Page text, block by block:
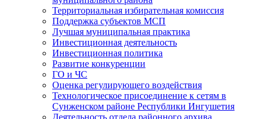
Территориальная избирательная комиссия
Поддержка субъектов МСП
Лучшая муниципальная практика
Инвестиционная деятельность
Инвестиционная политика
Развитие конкуренции
ГО и ЧС
Оценка регулирующего воздействия
Технологическое присоединение к сетям в
Сунженском районе Республики Ингушетия
Деятельность отдела районного архива